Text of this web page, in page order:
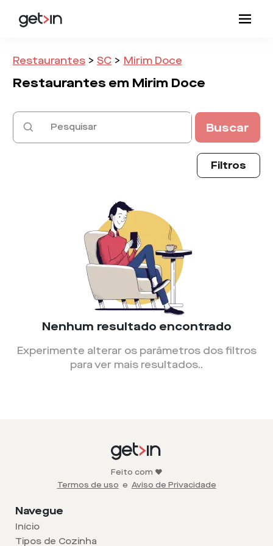
Restaurantes > SC > Mirim Doce
Restaurantes em Mirim Doce
Buscar
Filtros
Nenhum resultado encontrado
Experimente alterar os parâmetros dos filtros
para ver mais resultados..
Feito com ❤️
Termos de uso e Aviso de Privacidade
Navegue
Início
Tipos de Cozinha